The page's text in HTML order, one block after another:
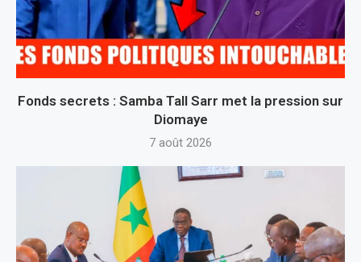
Fonds secrets : Samba Tall Sarr met la pression sur
Diomaye
7 août 2026